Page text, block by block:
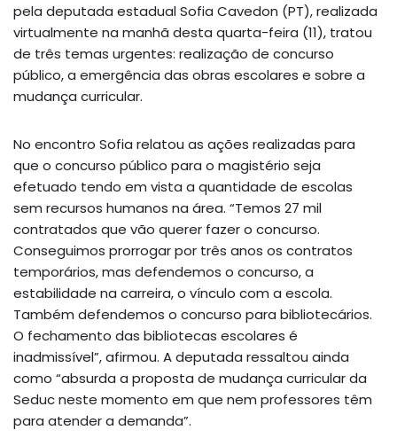
pela deputada estadual Sofia Cavedon (PT), realizada
virtualmente na manhã desta quarta-feira (11), tratou
de três temas urgentes: realização de concurso
público, a emergência das obras escolares e sobre a
mudança curricular.
No encontro Sofia relatou as ações realizadas para
que o concurso público para o magistério seja
efetuado tendo em vista a quantidade de escolas
sem recursos humanos na área. “Temos 27 mil
contratados que vão querer fazer o concurso.
Conseguimos prorrogar por três anos os contratos
temporários, mas defendemos o concurso, a
estabilidade na carreira, o vínculo com a escola.
Também defendemos o concurso para bibliotecários.
O fechamento das bibliotecas escolares é
inadmissível”, afirmou. A deputada ressaltou ainda
como “absurda a proposta de mudança curricular da
Seduc neste momento em que nem professores têm
para atender a demanda”.